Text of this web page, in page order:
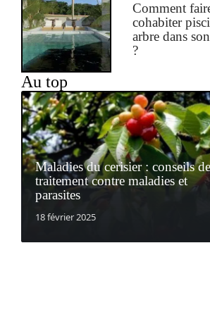
Comment
cohabiter
arbre dans
?
Au top
Maladies du cerisier : conseils de
traitement contre maladies et
parasites
18 février 2025